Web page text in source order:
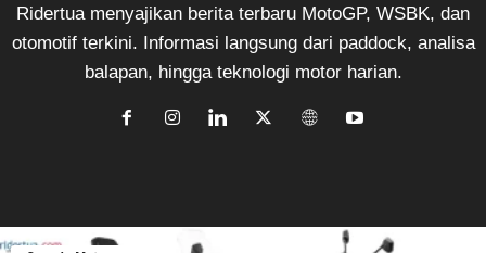
Ridertua menyajikan berita terbaru MotoGP, WSBK, dan
otomotif terkini. Informasi langsung dari paddock, analisa
balapan, hingga teknologi motor harian.